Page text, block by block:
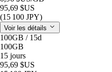
95,69 $US
(15 100 JPY)
Voir les détails
100GB / 15d
100GB
15 jours
95,69 $US